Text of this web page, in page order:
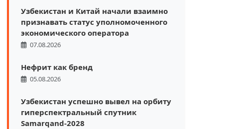
Узбекистан и Китай начали взаимно
признавать статус уполномоченного
экономического оператора
07.08.2026
Нефрит как бренд
05.08.2026
Узбекистан успешно вывел на орбиту
гиперспектральный спутник
Samarqand-2028